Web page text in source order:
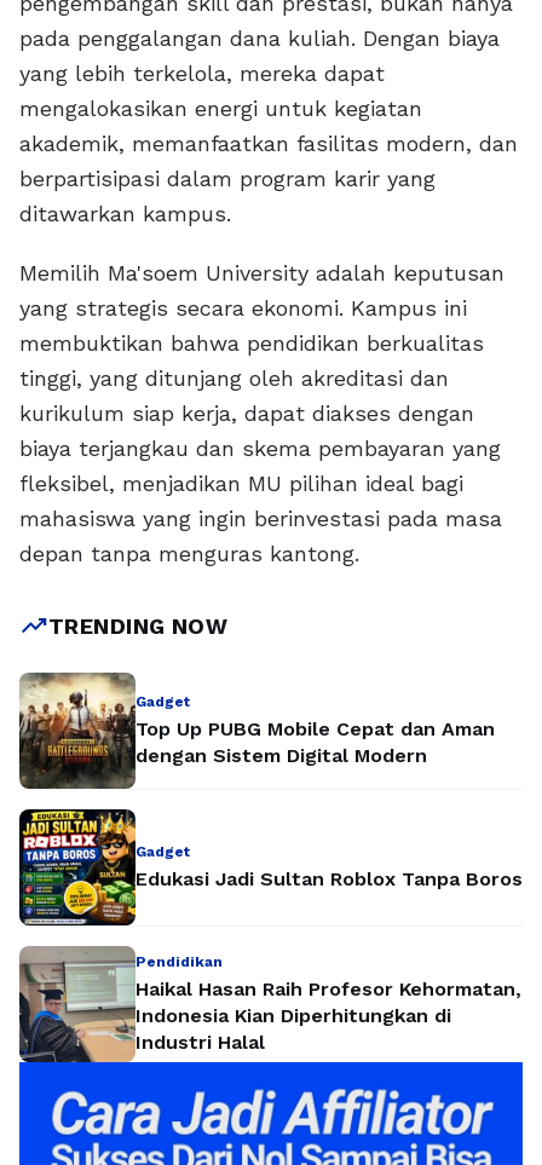
pada penggalangan dana kuliah. Dengan biaya
yang lebih terkelola, mereka dapat
mengalokasikan energi untuk kegiatan
akademik, memanfaatkan fasilitas modern, dan
berpartisipasi dalam program karir yang
ditawarkan kampus.
Memilih Ma'soem University adalah keputusan
yang strategis secara ekonomi. Kampus ini
membuktikan bahwa pendidikan berkualitas
tinggi, yang ditunjang oleh akreditasi dan
kurikulum siap kerja, dapat diakses dengan
biaya terjangkau dan skema pembayaran yang
fleksibel, menjadikan MU pilihan ideal bagi
mahasiswa yang ingin berinvestasi pada masa
depan tanpa menguras kantong.
trending_upTRENDING NOW
Gadget
Top Up PUBG Mobile Cepat dan Aman
dengan Sistem Digital Modern
Gadget
Edukasi Jadi Sultan Roblox Tanpa Boros
Pendidikan
Haikal Hasan Raih Profesor Kehormatan,
Indonesia Kian Diperhitungkan di
Industri Halal